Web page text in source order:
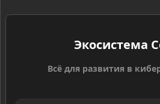
Экосистема
Всё для развития в